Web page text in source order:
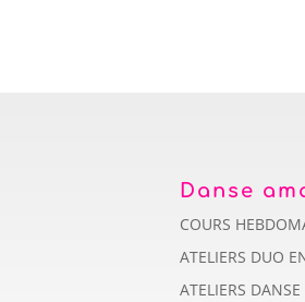
Danse
COURS
ATELIERS DUO
ATELIERS